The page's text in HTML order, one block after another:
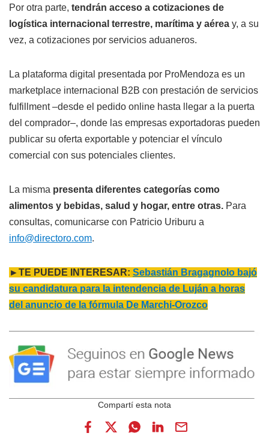
Por otra parte, tendrán acceso a cotizaciones de
logística internacional terrestre, marítima y aérea y, a su
vez, a cotizaciones por servicios aduaneros.
La plataforma digital presentada por ProMendoza es un
marketplace internacional B2B con prestación de servicios
fulfillment –desde el pedido online hasta llegar a la puerta
del comprador–, donde las empresas exportadoras pueden
publicar su oferta exportable y potenciar el vínculo
comercial con sus potenciales clientes.
La misma presenta diferentes categorías como
alimentos y bebidas, salud y hogar, entre otras. Para
consultas, comunicarse con Patricio Uriburu a
info@directoro.com.
►TE PUEDE INTERESAR: Sebastián Bragagnolo bajó
su candidatura para la intendencia de Luján a horas
del anuncio de la fórmula De Marchi-Orozco